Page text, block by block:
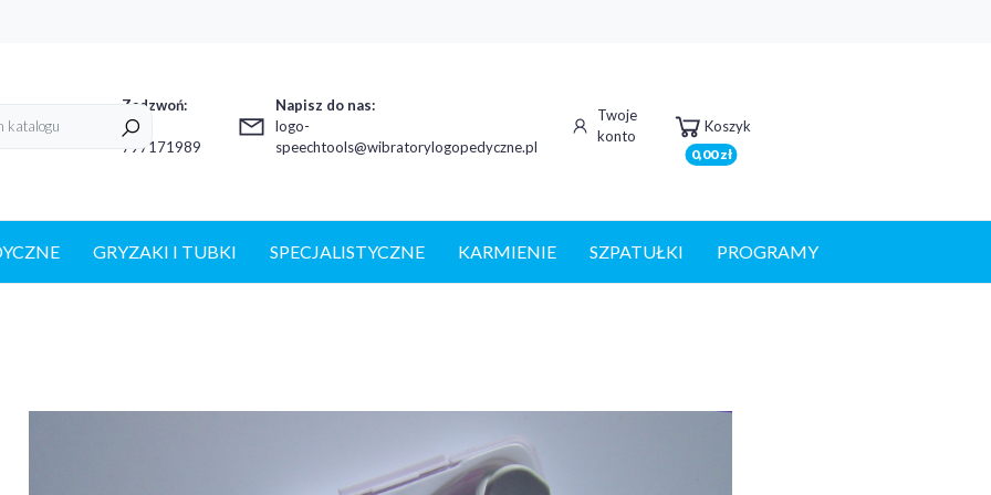
Zadzwoń:
+48
797171989
Napisz do nas:
logo-
speechtools@wibratorylogopedyczne.pl
Twoje
konto
Koszyk
0,00 zł
GRYZAKI I TUBKI SPECJALISTYCZNE KARMIENIE SZPATUŁKI PROGRAMY